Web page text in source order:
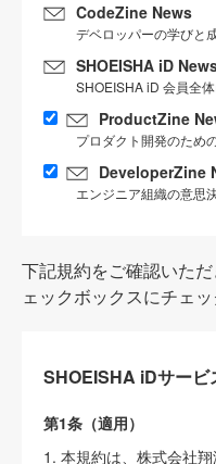
CodeZine News
デベロッパーの学びと
SHOEISHA iD
SHOEISHA iD 会員全
ProductZine
プロダクト開発のため
DeveloperZine
エンジニア組織の意思
下記規約をご確認いた
ェックボックスにチェ
SHOEISHA iDサービ
第1条（適用）
1. 本規約は、株式会社